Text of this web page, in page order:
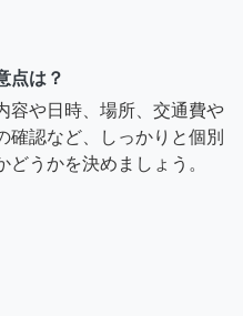
点は？
容や日時、場所、交通費や
確認など、しっかりと個別
うかを決めましょう。